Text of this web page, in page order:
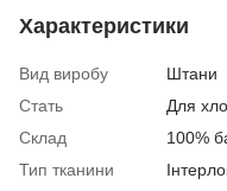
Характеристики
Вид виробу
Штани
Стать
Для
Склад
100%
Тип тканини